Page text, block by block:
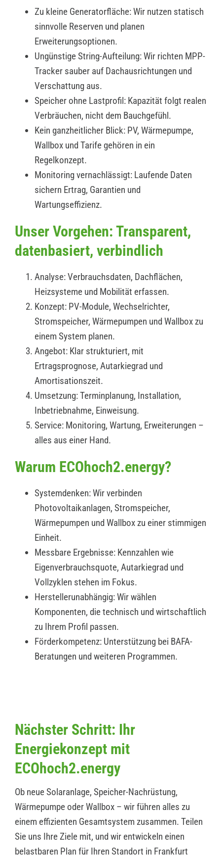
Zu kleine Generatorfläche: Wir nutzen statisch
sinnvolle Reserven und planen
Erweiterungsoptionen.
Ungünstige String-Aufteilung: Wir richten MPP-
Tracker sauber auf Dachausrichtungen und
Verschattung aus.
Speicher ohne Lastprofil: Kapazität folgt realen
Verbräuchen, nicht dem Bauchgefühl.
Kein ganzheitlicher Blick: PV, Wärmepumpe,
Wallbox und Tarife gehören in ein
Regelkonzept.
Monitoring vernachlässigt: Laufende Daten
sichern Ertrag, Garantien und
Wartungseffizienz.
Unser Vorgehen: Transparent,
datenbasiert, verbindlich
Analyse: Verbrauchsdaten, Dachflächen,
Heizsysteme und Mobilität erfassen.
Konzept: PV-Module, Wechselrichter,
Stromspeicher, Wärmepumpen und Wallbox zu
einem System planen.
Angebot: Klar strukturiert, mit
Ertragsprognose, Autarkiegrad und
Amortisationszeit.
Umsetzung: Terminplanung, Installation,
Inbetriebnahme, Einweisung.
Service: Monitoring, Wartung, Erweiterungen –
alles aus einer Hand.
Warum ECOhoch2.energy?
Systemdenken: Wir verbinden
Photovoltaikanlagen, Stromspeicher,
Wärmepumpen und Wallbox zu einer stimmigen
Einheit.
Messbare Ergebnisse: Kennzahlen wie
Eigenverbrauchsquote, Autarkiegrad und
Vollzyklen stehen im Fokus.
Herstellerunabhängig: Wir wählen
Komponenten, die technisch und wirtschaftlich
zu Ihrem Profil passen.
Förderkompetenz: Unterstützung bei BAFA-
Beratungen und weiteren Programmen.
Nächster Schritt: Ihr
Energiekonzept mit
ECOhoch2.energy
Ob neue Solaranlage, Speicher-Nachrüstung,
Wärmepumpe oder Wallbox – wir führen alles zu
einem effizienten Gesamtsystem zusammen. Teilen
Sie uns Ihre Ziele mit, und wir entwickeln einen
belastbaren Plan für Ihren Standort in Frankfurt